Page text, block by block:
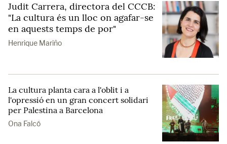
Judit Carrera, directora del CCCB:
"La cultura és un lloc on agafar-se
en aquests temps de por"
Henrique Mariño
La cultura planta cara a l'oblit i a
l'opressió en un gran concert solidari
per Palestina a Barcelona
Ona Falcó